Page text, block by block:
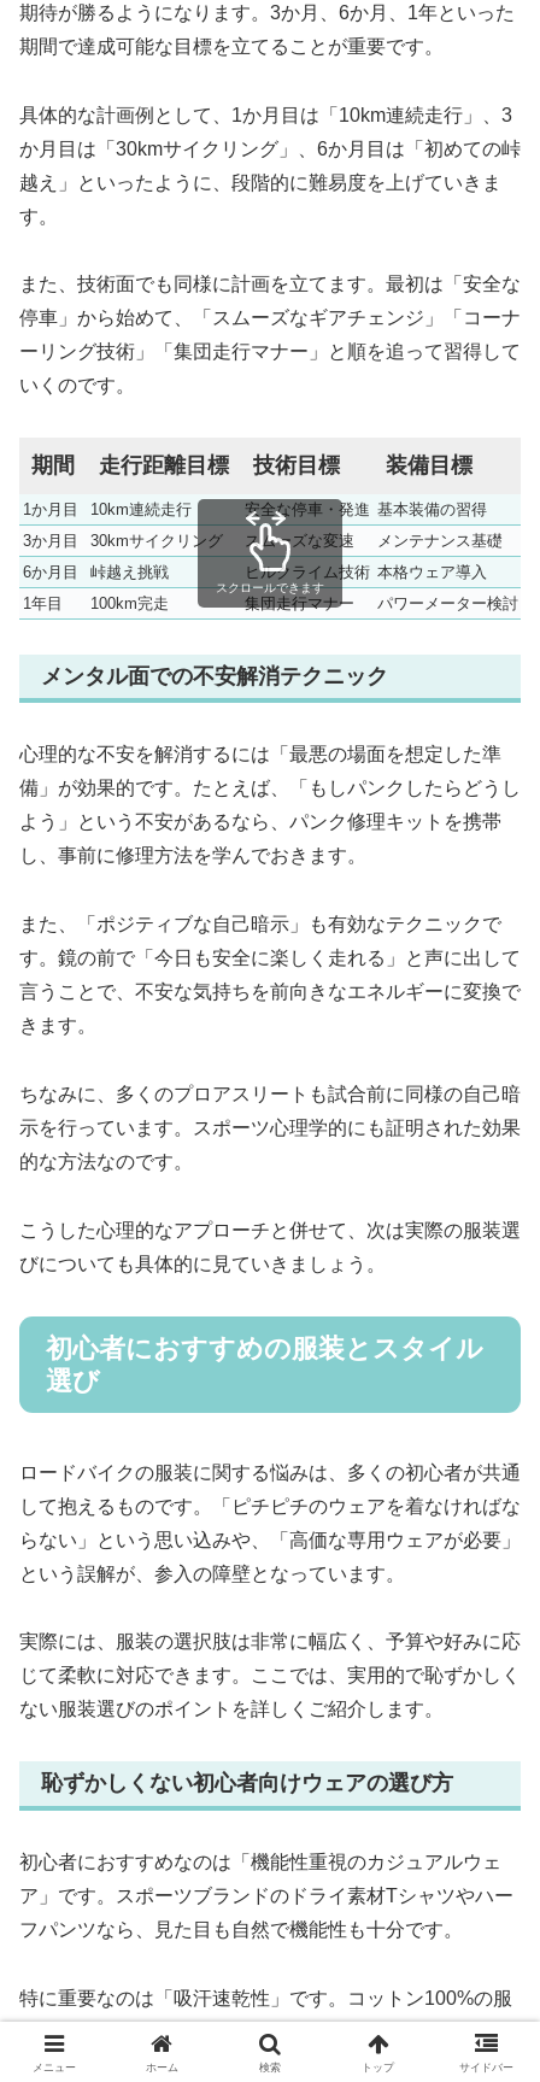
期待が勝るようになります。3か月、6か月、1年といった
期間で達成可能な目標を立てることが重要です。
具体的な計画例として、1か月目は「10km連続走行」、3
か月目は「30kmサイクリング」、6か月目は「初めての峠
越え」といったように、段階的に難易度を上げていきま
す。
また、技術面でも同様に計画を立てます。最初は「安全な
停車」から始めて、「スムーズなギアチェンジ」「コーナ
ーリング技術」「集団走行マナー」と順を追って習得して
いくのです。
期間 走行距離目標 技術目標 装備目標
1か月目 10km連続走行 安全な停車・発進 基本装備の習得
3か月目
30kmサイクリング スムーズな変速
メンテナンス基礎
6か月目
峠越え挑戦 ヒルクライム技術 本格ウェア導入
1年目
100km完走 集団走行マナー パワーメーター検討
スクロールできます
メンタル面での不安解消テクニック
心理的な不安を解消するには「最悪の場面を想定した準
備」が効果的です。たとえば、「もしパンクしたらどうし
よう」という不安があるなら、パンク修理キットを携帯
し、事前に修理方法を学んでおきます。
また、「ポジティブな自己暗示」も有効なテクニックで
す。鏡の前で「今日も安全に楽しく走れる」と声に出して
言うことで、不安な気持ちを前向きなエネルギーに変換で
きます。
ちなみに、多くのプロアスリートも試合前に同様の自己暗
示を行っています。スポーツ心理学的にも証明された効果
的な方法なのです。
こうした心理的なアプローチと併せて、次は実際の服装選
びについても具体的に見ていきましょう。
初心者におすすめの服装とスタイル
選び
ロードバイクの服装に関する悩みは、多くの初心者が共通
して抱えるものです。「ピチピチのウェアを着なければな
らない」という思い込みや、「高価な専用ウェアが必要」
という誤解が、参入の障壁となっています。
実際には、服装の選択肢は非常に幅広く、予算や好みに応
じて柔軟に対応できます。ここでは、実用的で恥ずかしく
ない服装選びのポイントを詳しくご紹介します。
恥ずかしくない初心者向けウェアの選び方
初心者におすすめなのは「機能性重視のカジュアルウェ
ア」です。スポーツブランドのドライ素材Tシャツやハー
フパンツなら、見た目も自然で機能性も十分です。
特に重要なのは「吸汗速乾性」です。コットン100%の服
は汗を吸収しても乾きにくく、長時間の走行では不快にな
ります。ポリエステルやナイロンなどの化学繊維を使った
メニュー ホーム 検索 トップ サイドバー